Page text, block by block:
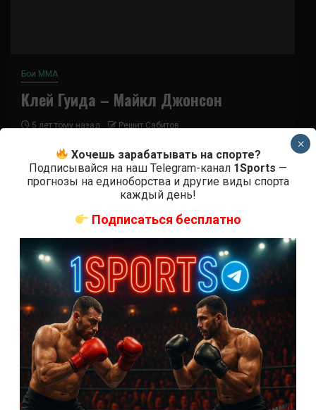
Бои ММА
Клей Гуида – Майкл Джонсон
5 лет тому назад Решит Сабитов
(далее…)
Бои ММА
Хочешь зарабатывать на спорте?
Подписывайся на наш Telegram-канал 1Sports —
прогнозы на единоборства и другие виды спорта
каждый день!
Подписаться бесплатно
×